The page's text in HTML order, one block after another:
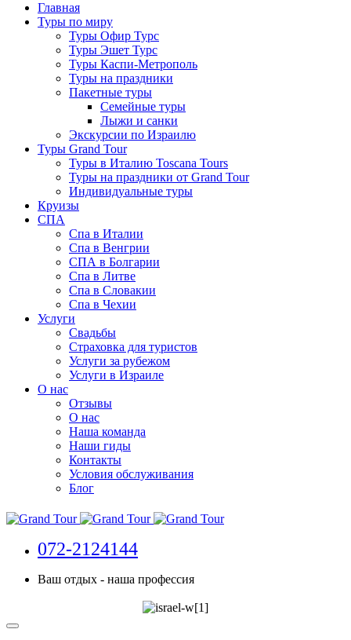
Главная
Туры по миру
Туры Офир Турс
Туры Эшет Турс
Туры Каспи-Метрополь
Туры на праздники
Пакетные туры
Семейные туры
Лыжи и санки
Экскурсии по Израилю
Туры Grand Tour
Туры в Италию Toscana Tours
Туры на праздники от Grand Tour
Индивидуальные туры
Круизы
СПА
Спа в Италии
Спа в Венгрии
СПА в Болгарии
Спа в Литве
Спа в Словакии
Спа в Чехии
Услуги
Свадьбы
Страховка для туристов
Услуги за рубежом
Услуги в Израиле
О нас
Отзывы
О нас
Наша команда
Наши гиды
Контакты
Условия обслуживания
Блог
072-2124144
Ваш отдых - наша профессия